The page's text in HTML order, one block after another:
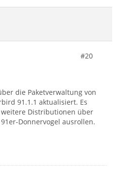
#20
die Paketverwaltung von
91.1.1 aktualisiert. Es
Distributionen über
Donnervogel ausrollen.